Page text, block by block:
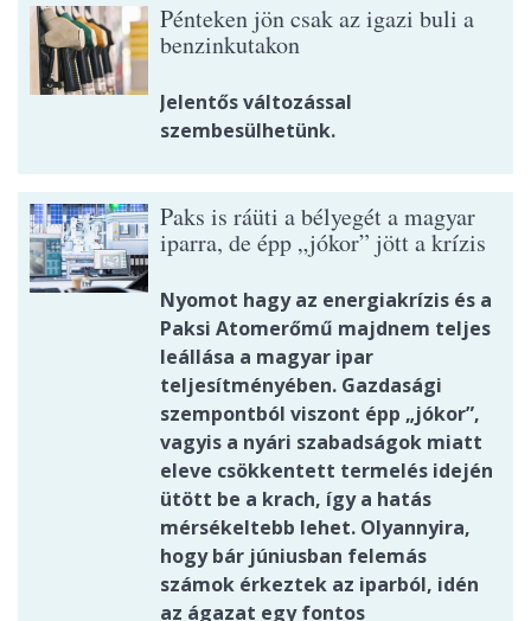
Pénteken jön csak az igazi buli a
benzinkutakon
Jelentős változással
szembesülhetünk.
Paks is ráüti a bélyegét a magyar
iparra, de épp „jókor” jött a krízis
Nyomot hagy az energiakrízis és a
Paksi Atomerőmű majdnem teljes
leállása a magyar ipar
teljesítményében. Gazdasági
szempontból viszont épp „jókor”,
vagyis a nyári szabadságok miatt
eleve csökkentett termelés idején
ütött be a krach, így a hatás
mérsékeltebb lehet. Olyannyira,
hogy bár júniusban felemás
számok érkeztek az iparból, idén
az ágazat egy fontos